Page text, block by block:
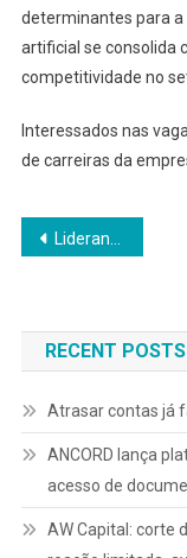
determinantes para
artificial se consolida
competitividade no
Interessados nas
de carreiras da
Navegação
Post
Liderança feminina impulsiona resultados em 25% em operações estratégicas
RECENT POSTS
Atrasar contas já
ANCORD lança
acesso de
AW Capital: corte